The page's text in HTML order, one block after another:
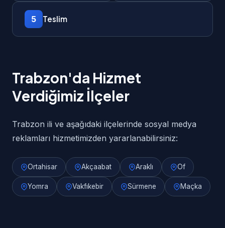
5 Teslim
Trabzon'da Hizmet
Verdiğimiz İlçeler
Trabzon ili ve aşağıdaki ilçelerinde sosyal medya
reklamları hizmetimizden yararlanabilirsiniz:
Ortahisar Akçaabat Araklı Of
Yomra Vakfıkebir Sürmene Maçka